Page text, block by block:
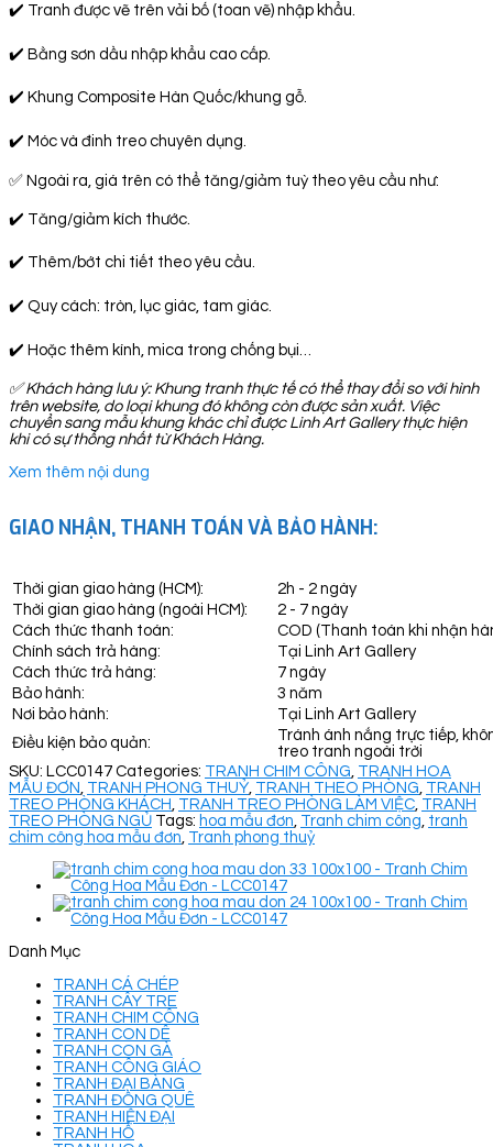
✔️ Tranh được vẽ trên vải bố (toan vẽ) nhập khẩu.
✔️ Bằng sơn dầu nhập khẩu cao cấp.
✔️ Khung Composite Hàn Quốc/khung gỗ.
✔️ Móc và đinh treo chuyên dụng.
✅ Ngoài ra, giá trên có thể tăng/giảm tuỳ theo yêu cầu như:
✔️ Tăng/giảm kích thước.
✔️ Thêm/bớt chi tiết theo yêu cầu.
✔️ Quy cách: tròn, lục giác, tam giác.
✔️ Hoặc thêm kính, mica trong chống bụi…
✅Khách hàng lưu ý: Khung tranh thực tế có thể thay đổi so với hình
trên website, do loại khung đó không còn được sản xuất. Việc
chuyển sang mẫu khung khác chỉ được Linh Art Gallery thực hiện
khi có sự thống nhất từ Khách Hàng.
Xem thêm nội dung
GIAO NHẬN, THANH TOÁN VÀ BẢO HÀNH:
Thời gian giao hàng (HCM):
2h - 2 ngày
Thời gian giao hàng (ngoài HCM):
2 - 7 ngày
Cách thức thanh toán:
COD (Thanh toán khi nhận
Chính sách trả hàng:
Tại Linh Art Gallery
Cách thức trả hàng:
7 ngày
Bảo hành:
3 năm
Nơi bảo hành:
Tại Linh Art Gallery
Điều kiện bảo quản:
Tránh ánh nắng trực tiếp,
treo tranh ngoài trời
SKU: LCC0147 Categories: TRANH CHIM CÔNG TRANH HOA
MẪU ĐƠN TRANH PHONG THUỶ TRANH THEO PHÒNG TRANH
TREO PHÒNG KHÁCH TRANH TREO PHÒNG LÀM VIỆC TRANH
TREO PHÒNG NGỦ Tags: hoa mẫu đơn Tranh chim công tranh
chim công hoa mẫu đơn Tranh phong thuỷ
Danh Mục
TRANH CÁ CHÉP
TRANH CÂY TRE
TRANH CHIM CÔNG
TRANH CON DÊ
TRANH CON GÀ
TRANH CÔNG GIÁO
TRANH ĐẠI BÀNG
TRANH ĐỒNG QUÊ
TRANH HIỆN ĐẠI
TRANH HỔ